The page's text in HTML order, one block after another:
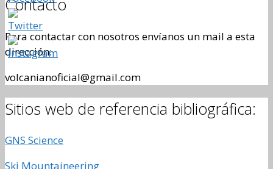
Contacto
Para contactar con nosotros envíanos un mail a esta
dirección:
volcanianoficial@gmail.com
Sitios web de referencia bibliográfica:
GNS Science
Ski Mountaineering